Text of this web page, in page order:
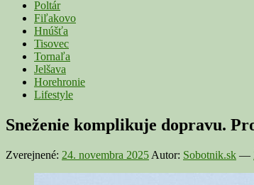
Poltár
Fiľakovo
Hnúšťa
Tisovec
Tornaľa
Jelšava
Horehronie
Lifestyle
Sneženie komplikuje dopravu.
Zverejnené: 24. novembra 2025 Autor: Sobotnik.sk —